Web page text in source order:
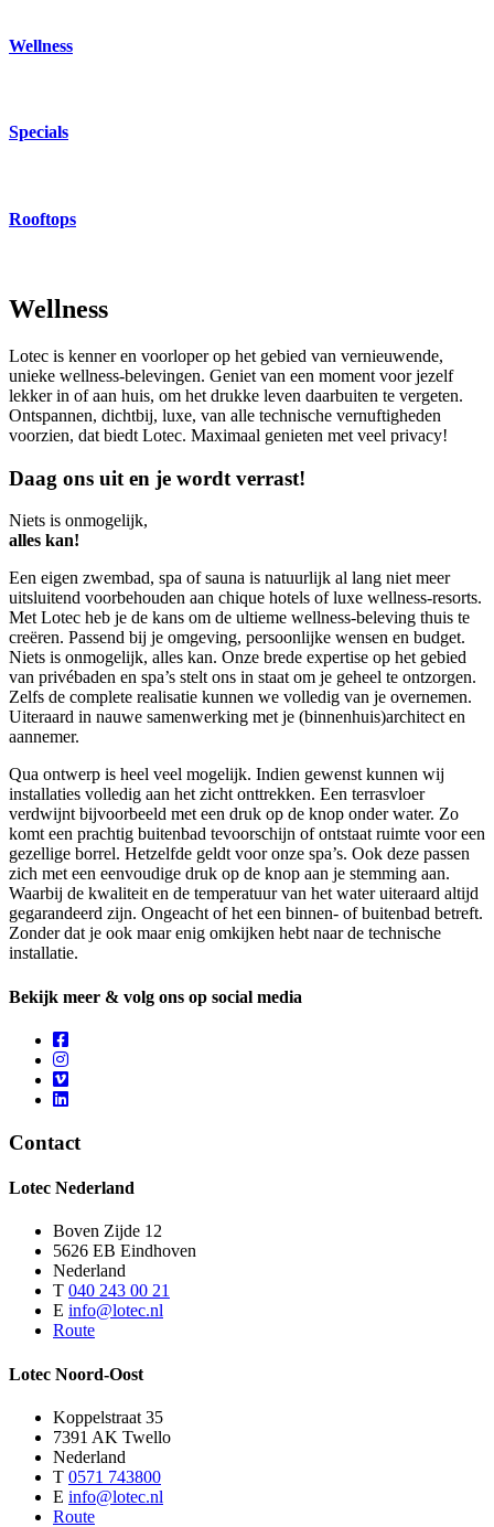
Wellness
Specials
Rooftops
Wellness
Lotec is kenner en voorloper op het gebied van vernieuwende,
unieke wellness-belevingen. Geniet van een moment voor jezelf
lekker in of aan huis, om het drukke leven daarbuiten te vergeten.
Ontspannen, dichtbij, luxe, van alle technische vernuftigheden
voorzien, dat biedt Lotec. Maximaal genieten met veel privacy!
Daag ons uit en je wordt verrast!
Niets is onmogelijk,
alles kan!
Een eigen zwembad, spa of sauna is natuurlijk al lang niet meer
uitsluitend voorbehouden aan chique hotels of luxe wellness-resorts.
Met Lotec heb je de kans om de ultieme wellness-beleving thuis te
creëren. Passend bij je omgeving, persoonlijke wensen en budget.
Niets is onmogelijk, alles kan. Onze brede expertise op het gebied
van privébaden en spa’s stelt ons in staat om je geheel te ontzorgen.
Zelfs de complete realisatie kunnen we volledig van je overnemen.
Uiteraard in nauwe samenwerking met je (binnenhuis)architect en
aannemer.
Qua ontwerp is heel veel mogelijk. Indien gewenst kunnen wij
installaties volledig aan het zicht onttrekken. Een terrasvloer
verdwijnt bijvoorbeeld met een druk op de knop onder water. Zo
komt een prachtig buitenbad tevoorschijn of ontstaat ruimte voor een
gezellige borrel. Hetzelfde geldt voor onze spa’s. Ook deze passen
zich met een eenvoudige druk op de knop aan je stemming aan.
Waarbij de kwaliteit en de temperatuur van het water uiteraard altijd
gegarandeerd zijn. Ongeacht of het een binnen- of buitenbad betreft.
Zonder dat je ook maar enig omkijken hebt naar de technische
installatie.
Bekijk meer & volg ons op social media
Contact
Lotec Nederland
Boven Zijde 12
5626 EB Eindhoven
Nederland
T 040 243 00 21
E info@lotec.nl
Route
Lotec Noord-Oost
Koppelstraat 35
7391 AK Twello
Nederland
T 0571 743800
E info@lotec.nl
Route